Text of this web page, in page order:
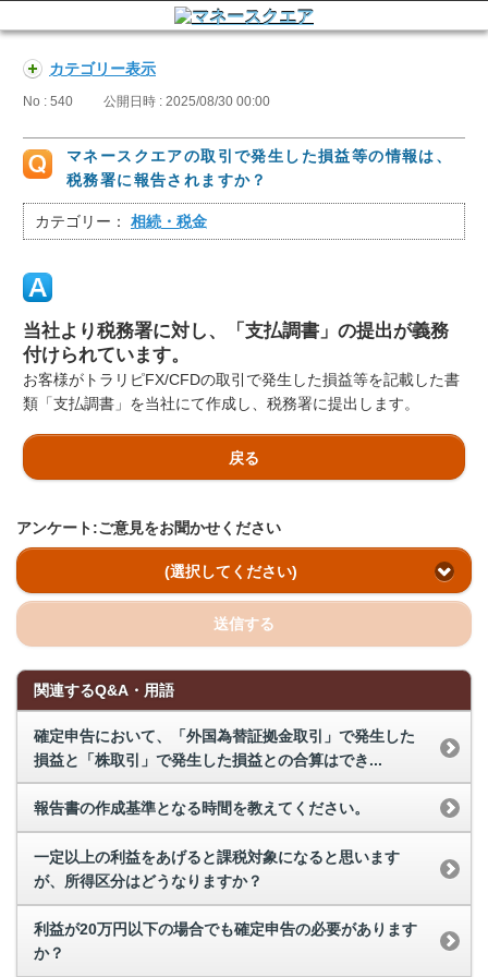
カテゴリー表示
No : 540 公開日時 : 2025/08/30 00:00
マネースクエアの取引で発生した損益等の情報は、
税務署に報告されますか？
カテゴリー： 相続・税金
当社より税務署に対し、「支払調書」の提出が義務
付けられています。
お客様がトラリピFX/CFDの取引で発生した損益等を記載した書
類「支払調書」を当社にて作成し、税務署に提出します。
戻る
アンケート:ご意見をお聞かせください
(選択してください)
送信する
関連するQ&A・用語
確定申告において、「外国為替証拠金取引」で発生した
損益と「株取引」で発生した損益との合算はでき...
報告書の作成基準となる時間を教えてください。
一定以上の利益をあげると課税対象になると思います
が、所得区分はどうなりますか？
利益が20万円以下の場合でも確定申告の必要があります
か？